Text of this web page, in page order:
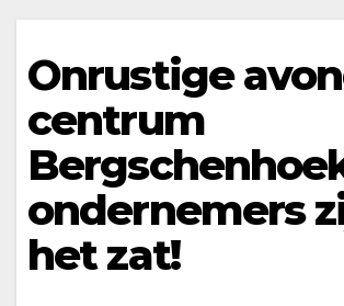
Onrustige
centrum
ondernemers
het zat!